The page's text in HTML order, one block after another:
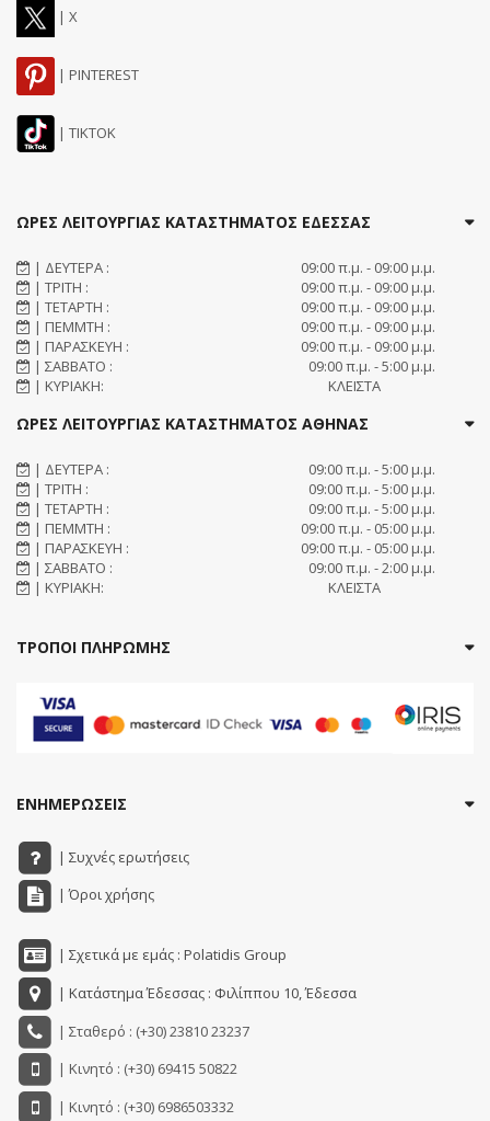
| X
| PINTEREST
| TIKTOK
ΩΡΕΣ ΛΕΙΤΟΥΡΓΙΑΣ ΚΑΤΑΣΤΗΜΑΤΟΣ ΕΔΕΣΣΑΣ
| ΔΕΥΤΕΡΑ :
09:00 π.μ. - 09:00 μ.μ.
| ΤΡΙΤΗ :
09:00 π.μ. - 09:00 μ.μ.
| ΤΕΤΑΡΤΗ :
09:00 π.μ. - 09:00 μ.μ.
| ΠΕΜΜΤΗ :
09:00 π.μ. - 09:00 μ.μ.
| ΠΑΡΑΣΚΕΥΗ :
09:00 π.μ. - 09:00 μ.μ.
| ΣΑΒΒΑΤΟ :
09:00 π.μ. - 5:00 μ.μ.
| ΚΥΡΙΑΚΗ:
ΚΛΕΙΣΤΑ
ΩΡΕΣ ΛΕΙΤΟΥΡΓΙΑΣ ΚΑΤΑΣΤΗΜΑΤΟΣ ΑΘΗΝΑΣ
| ΔΕΥΤΕΡΑ :
09:00 π.μ. - 5:00 μ.μ.
| ΤΡΙΤΗ :
09:00 π.μ. - 5:00 μ.μ.
| ΤΕΤΑΡΤΗ :
09:00 π.μ. - 5:00 μ.μ.
| ΠΕΜΜΤΗ :
09:00 π.μ. - 05:00 μ.μ.
| ΠΑΡΑΣΚΕΥΗ :
09:00 π.μ. - 05:00 μ.μ.
| ΣΑΒΒΑΤΟ :
09:00 π.μ. - 2:00 μ.μ.
| ΚΥΡΙΑΚΗ:
ΚΛΕΙΣΤΑ
ΤΡΟΠΟΙ ΠΛΗΡΩΜΗΣ
ΕΝΗΜΕΡΩΣΕΙΣ
| Συχνές ερωτήσεις
| Όροι χρήσης
| Σχετικά με εμάς : Polatidis Group
| Κατάστημα Έδεσσας : Φιλίππου 10, Έδεσσα
| Σταθερό : (+30) 23810 23237
| Κινητό : (+30) 69415 50822
| Κινητό : (+30) 6986503332